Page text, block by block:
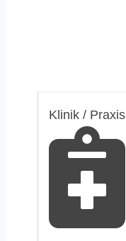
Klinik / Praxis